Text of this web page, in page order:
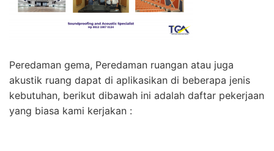
Peredaman gema, Peredaman ruangan atau juga
akustik ruang dapat di aplikasikan di beberapa jenis
kebutuhan, berikut dibawah ini adalah daftar pekerjaan
yang biasa kami kerjakan :